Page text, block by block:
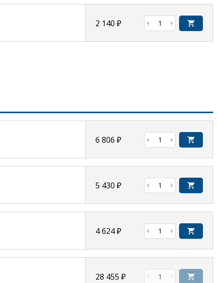
2 140 ₽
6 806 ₽
5 430 ₽
4 624₽
28 455 ₽